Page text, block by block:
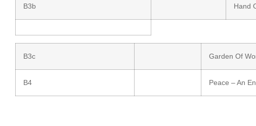
B3b Hand
B3c Garden Of
B4 Peace – An